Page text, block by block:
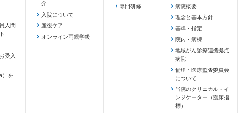
人間
受入
）を
介
入院について
産後ケア
オンライン両親学級
専門研修
病院概要
理念と基本方針
基準・指定
院内・病棟
地域がん診療連携拠点
病院
倫理・医療監査委員会
について
当院のクリニカル・イ
ンジケーター（臨床指
標）